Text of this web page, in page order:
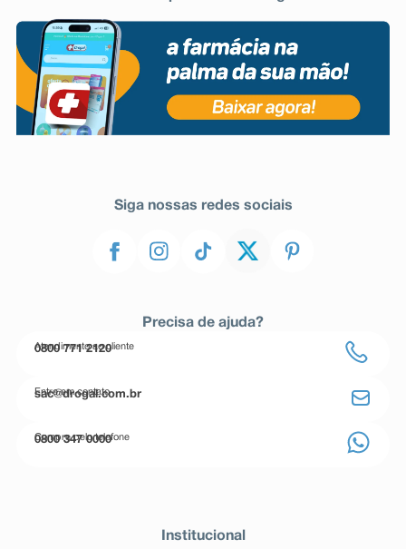
Siga nossas redes sociais
Precisa de ajuda?
Atendimento ao cliente
0800 771 2120
Entre em contato
sac@drogal.com.br
Compre pelo telefone
0800 347 0000
Institucional